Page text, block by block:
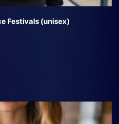
Festivals (unisex)